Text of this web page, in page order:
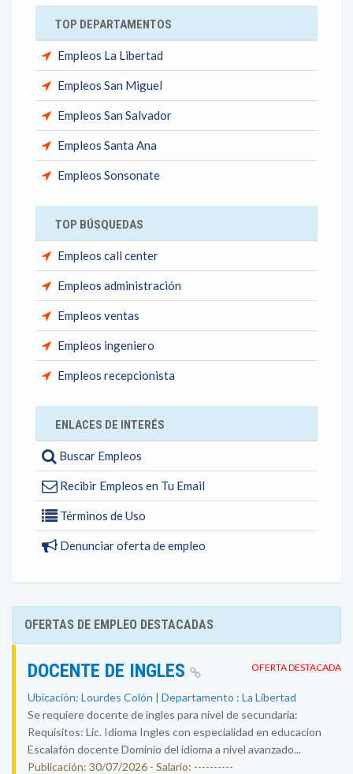
TOP DEPARTAMENTOS
Empleos La Libertad
Empleos San Miguel
Empleos San Salvador
Empleos Santa Ana
Empleos Sonsonate
TOP BÚSQUEDAS
Empleos call center
Empleos administración
Empleos ventas
Empleos ingeniero
Empleos recepcionista
ENLACES DE INTERÉS
Buscar Empleos
Recibir Empleos en Tu Email
Términos de Uso
Denunciar oferta de empleo
OFERTAS DE EMPLEO DESTACADAS
OFERTA DESTACADA
DOCENTE DE INGLES
Ubicación: Lourdes Colón | Departamento : La Libertad
Se requiere docente de ingles para nivel de secundaria:
Requisitos: Lic. Idioma Ingles con especialidad en educacion
Escalafón docente Dominio del idioma a nivel avanzado...
Publicación: 30/07/2026 - Salario: ----------